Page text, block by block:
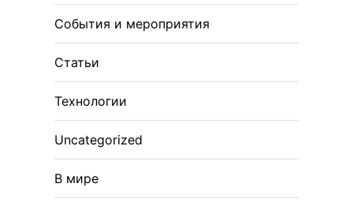
События и мероприятия
Статьи
Технологии
Uncategorized
В мире